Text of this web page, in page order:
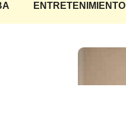
ENTRETENIMIENTO